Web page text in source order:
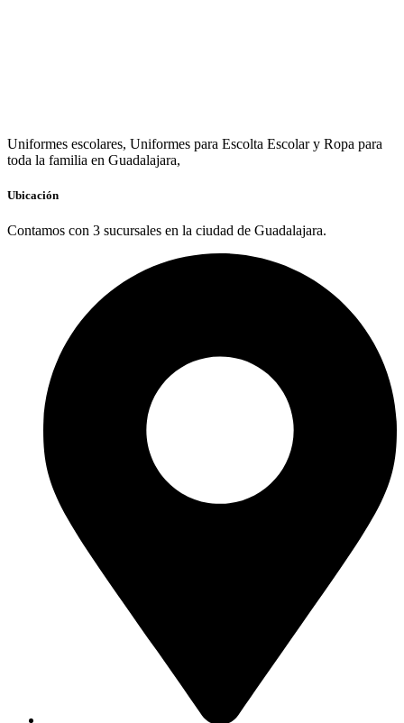
Uniformes escolares, Uniformes para Escolta Escolar y Ropa para
toda la familia en Guadalajara,
Ubicación
Contamos con 3 sucursales en la ciudad de Guadalajara.